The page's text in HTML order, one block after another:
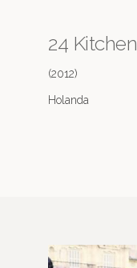
24 Kitchen
(2012)
Holanda